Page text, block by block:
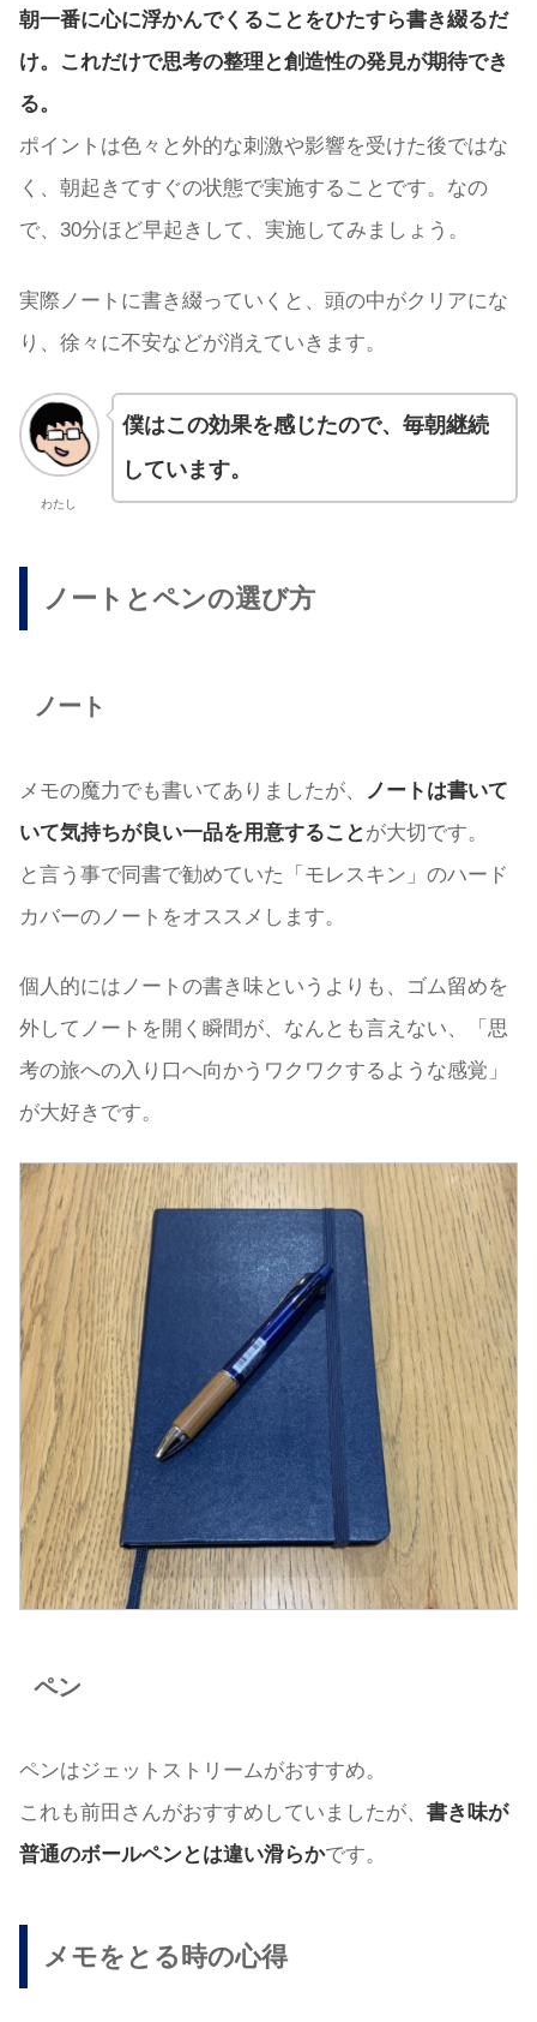
朝一番に心に浮かんでくることをひたすら書き綴るだ
け。これだけで思考の整理と創造性の発見が期待でき
る。
ポイントは色々と外的な刺激や影響を受けた後ではな
く、朝起きてすぐの状態で実施することです。なの
で、30分ほど早起きして、実施してみましょう。
実際ノートに書き綴っていくと、頭の中がクリアにな
り、徐々に不安などが消えていきます。
わたし
僕はこの効果を感じたので、毎朝継続
しています。
ノートとペンの選び方
ノート
メモの魔力でも書いてありましたが、
ノートは書いて
いて気持ちが良い一品を用意すること が大切です。
と言う事で同書で勧めていた「モレスキン」のハード
カバーのノートをオススメします。
個人的にはノートの書き味というよりも、ゴム留めを
外してノートを開く瞬間が、なんとも言えない、「思
考の旅への入り口へ向かうワクワクするような感覚」
が大好きです。
ペン
ペンはジェットストリームがおすすめ。
これも前田さんがおすすめしていましたが、 書き味が
普通のボールペンとは違い滑らかです。
メモをとる時の心得